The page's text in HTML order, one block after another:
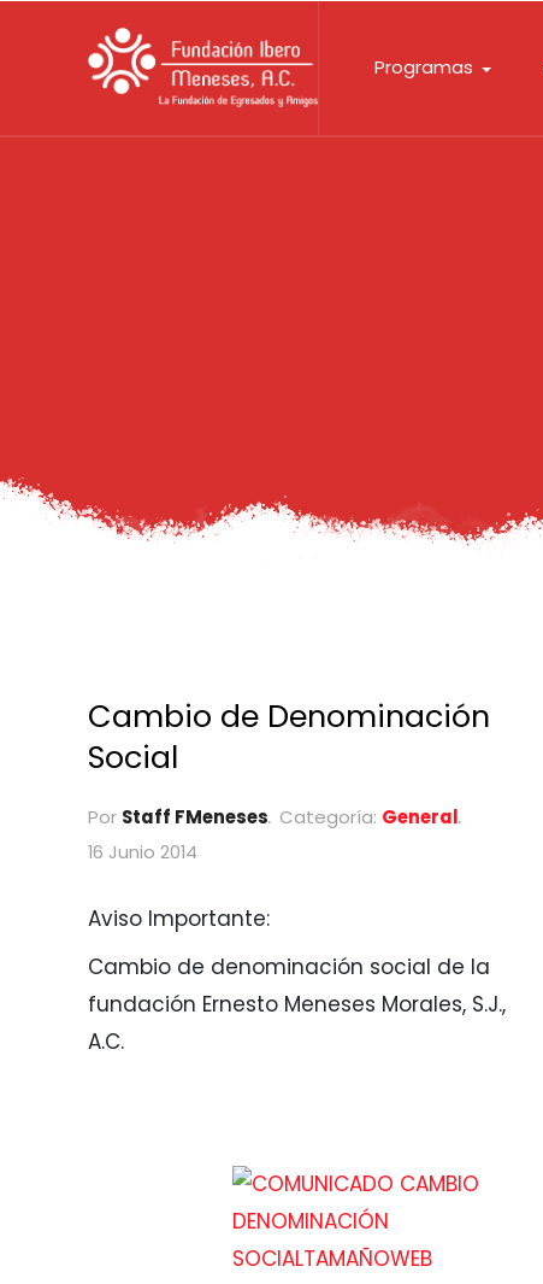
Programas
Cambio de Denominación
Social
Por Staff FMeneses Categoría: General
16 Junio 2014
Aviso Importante:
Cambio de denominación social de la
fundación Ernesto Meneses Morales, S.J.,
A.C.